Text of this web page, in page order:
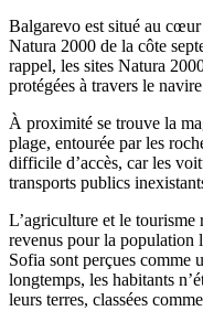
Balgarevo est situé au cœur
Natura 2000 de la côte
rappel, les sites Natura
protégées à travers le
À proximité se trouve la
plage, entourée par les
difficile d’accès, car les
transports publics
L’agriculture et le tourisme
revenus pour la population
Sofia sont perçues comme
longtemps, les habitants
leurs terres, classées